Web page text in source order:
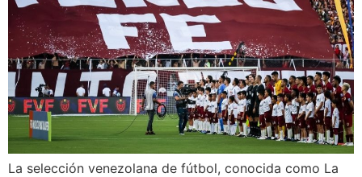
La selección venezolana de fútbol, conocida como La